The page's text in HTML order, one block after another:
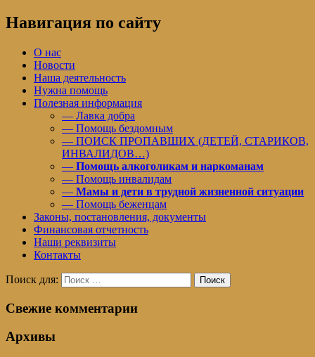
Навигация по сайту
О нас
Новости
Наша деятельность
Нужна помощь
Полезная информация
— Лавка добра
— Помощь бездомным
— ПОИСК ПРОПАВШИХ (ДЕТЕЙ, СТАРИКОВ,
ИНВАЛИДОВ…)
— Помощь алкоголикам и наркоманам
— Помощь инвалидам
— Мамы и дети в трудной жизненной ситуации
— Помощь беженцам
Законы, постановления, документы
Финансовая отчетность
Наши реквизиты
Контакты
Поиск для: Поиск
Свежие комментарии
Архивы